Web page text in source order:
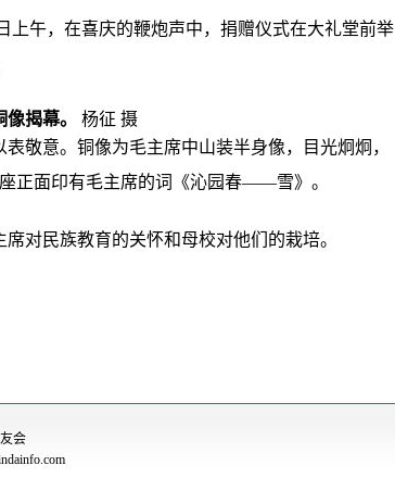
上午，在喜庆的鞭炮声中，捐赠仪式在大礼堂前举
揭幕。
杨征 摄
敬意。铜像为毛主席中山装半身像，目光炯炯，
正面印有毛主席的词《沁园春——雪》。
对民族教育的关怀和母校对他们的栽培。
会